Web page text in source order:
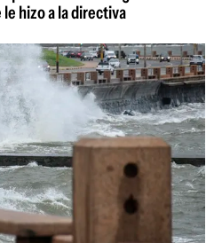
hizo a la directiva